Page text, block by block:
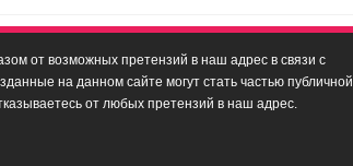
от возможных претензий в наш адрес в связи с
на данном сайте могут стать частью публичной
от любых претензий в наш адрес.